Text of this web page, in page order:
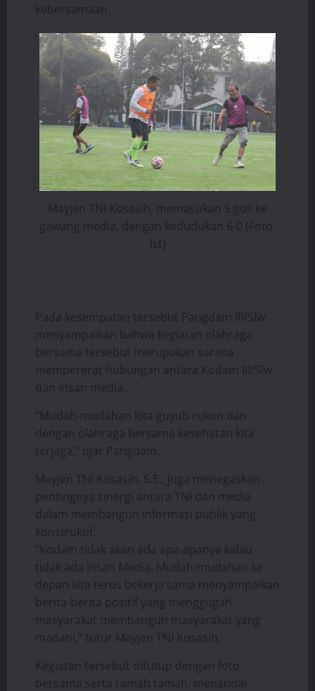
kebersamaan.
Mayjen TNI Kosasih, memasukan 5 goll ke
gawang media, dengan kedudukan 6-0 (Foto.
Ist)
Pada kesempatan tersebut Pangdam III/Slw
menyampaikan bahwa kegiatan olahraga
bersama tersebut merupakan sarana
mempererat hubungan antara Kodam III/Slw
dan insan media.
“Mudah-mudahan kita guyub rukun dan
dengan olahraga bersama kesehatan kita
terjaga,” ujar Pangdam.
Mayjen TNI Kosasih, S.E., juga menegaskan
pentingnya sinergi antara TNI dan media
dalam membangun informasi publik yang
konstruktif.
“Kodam tidak akan ada apa-apanya kalau
tidak ada Insan Media. Mudah-mudahan ke
depan kita terus bekerja sama menyampaikan
berita-berita positif yang menggugah
masyarakat membangun masyarakat yang
madani,” tutur Mayjen TNI Kosasih.
Kegiatan tersebut ditutup dengan foto
bersama serta ramah tamah, menandai